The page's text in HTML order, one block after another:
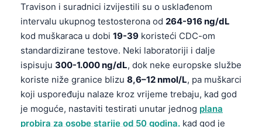
Travison i suradnici izvijestili su o usklađenom
intervalu ukupnog testosterona od 264-916 ng/dL
kod muškaraca u dobi 19-39 koristeći CDC-om
standardizirane testove. Neki laboratoriji i dalje
ispisuju 300-1.000 ng/dL, dok neke europske službe
koriste niže granice blizu 8,6–12 nmol/L, pa muškarci
koji uspoređuju nalaze kroz vrijeme trebaju, kad god
je moguće, nastaviti testirati unutar jednog plana
probira za osobe starije od 50 godina. kad god je